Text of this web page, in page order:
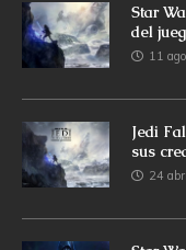
Star
del
11
Jedi
sus
24